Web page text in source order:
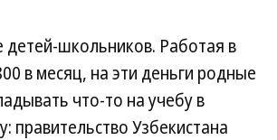
школьников. Работая в
в месяц, на эти деньги родные
что-то на учебу в
правительство Узбекистана